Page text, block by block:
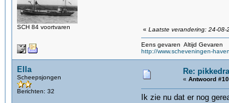
SCH 84 voortvaren « Laatste verandering: 24-
Eens gevaren Altijd Gevaren
http://www.scheveningen-
Ella
Scheepsjongen
Berichten: 32
Re:
« Antwoord
Ik zie nu dat er nog